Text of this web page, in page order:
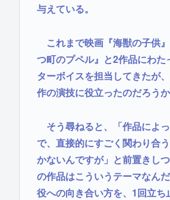
与えている。
これまで映画『海獣の子供
つ町のプペル』と2作品にわた
ターボイスを担当してきたが
作の演技に役立ったのだろう
そう尋ねると、「作品によ
で、直接的にすごく関わり合
かないんですが」と前置きし
の作品はこういうテーマなん
役への向き合い方を、1回立ち